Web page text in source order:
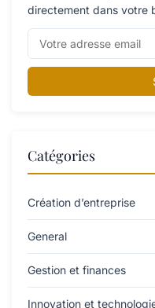
directement dans votre
Catégories
Création d’entreprise
General
Gestion et finances
Innovation et